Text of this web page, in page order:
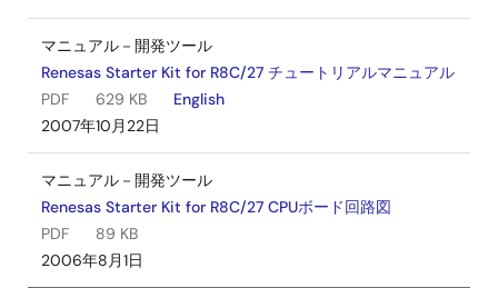
マニュアル－開発ツール
Renesas Starter Kit for R8C/27 チュートリアルマニュアル
PDF
629 KB
English
2007年10月22日
マニュアル－開発ツール
Renesas Starter Kit for R8C/27 CPUボード回路図
PDF
89 KB
2006年8月1日